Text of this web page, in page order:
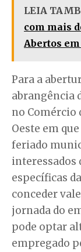
LEIA
com mais
Abertos
Para a
abrangência
no Comércio
Oeste em
feriado
interessados
específicas
conceder
jornada do
pode optar
empregado